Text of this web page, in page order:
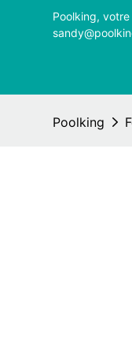
Poolking,
Poolking